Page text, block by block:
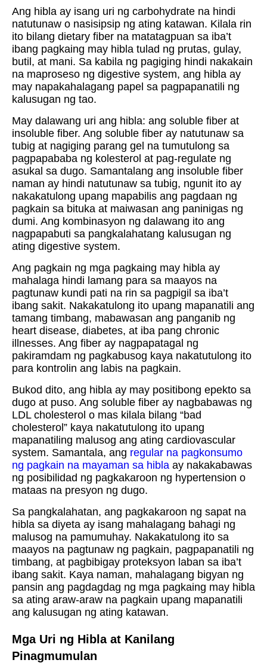
Ang hibla ay isang uri ng carbohydrate na hindi
natutunaw o nasisipsip ng ating katawan. Kilala rin
ito bilang dietary fiber na matatagpuan sa iba’t
ibang pagkaing may hibla tulad ng prutas, gulay,
butil, at mani. Sa kabila ng pagiging hindi nakakain
na maproseso ng digestive system, ang hibla ay
may napakahalagang papel sa pagpapanatili ng
kalusugan ng tao.
May dalawang uri ang hibla: ang soluble fiber at
insoluble fiber. Ang soluble fiber ay natutunaw sa
tubig at nagiging parang gel na tumutulong sa
pagpapababa ng kolesterol at pag-regulate ng
asukal sa dugo. Samantalang ang insoluble fiber
naman ay hindi natutunaw sa tubig, ngunit ito ay
nakakatulong upang mapabilis ang pagdaan ng
pagkain sa bituka at maiwasan ang paninigas ng
dumi. Ang kombinasyon ng dalawang ito ang
nagpapabuti sa pangkalahatang kalusugan ng
ating digestive system.
Ang pagkain ng mga pagkaing may hibla ay
mahalaga hindi lamang para sa maayos na
pagtunaw kundi pati na rin sa pagpigil sa iba’t
ibang sakit. Nakakatulong ito upang mapanatili ang
tamang timbang, mabawasan ang panganib ng
heart disease, diabetes, at iba pang chronic
illnesses. Ang fiber ay nagpapatagal ng
pakiramdam ng pagkabusog kaya nakatutulong ito
para kontrolin ang labis na pagkain.
Bukod dito, ang hibla ay may positibong epekto sa
dugo at puso. Ang soluble fiber ay nagbabawas ng
LDL cholesterol o mas kilala bilang “bad
cholesterol” kaya nakatutulong ito upang
mapanatiling malusog ang ating cardiovascular
system. Samantala, ang regular na pagkonsumo
ng pagkain na mayaman sa hibla ay nakakabawas
ng posibilidad ng pagkakaroon ng hypertension o
mataas na presyon ng dugo.
Sa pangkalahatan, ang pagkakaroon ng sapat na
hibla sa diyeta ay isang mahalagang bahagi ng
malusog na pamumuhay. Nakakatulong ito sa
maayos na pagtunaw ng pagkain, pagpapanatili ng
timbang, at pagbibigay proteksyon laban sa iba’t
ibang sakit. Kaya naman, mahalagang bigyan ng
pansin ang pagdagdag ng mga pagkaing may hibla
sa ating araw-araw na pagkain upang mapanatili
ang kalusugan ng ating katawan.
Mga Uri ng Hibla at Kanilang
Pinagmumulan